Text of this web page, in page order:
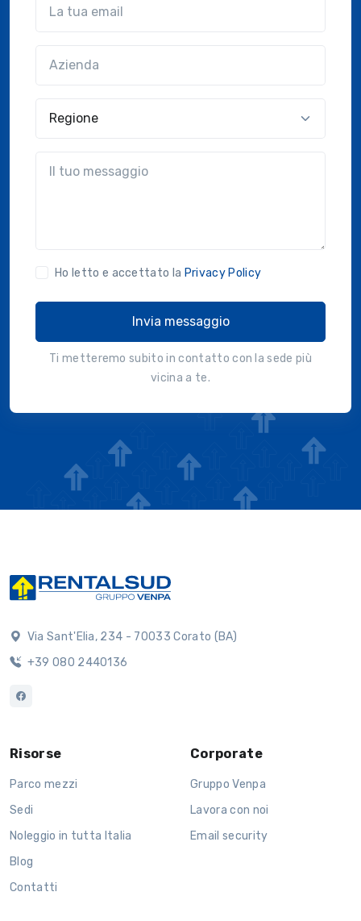
Ho letto e accettato la Privacy Policy
Invia messaggio
Ti metteremo subito in contatto con la sede più
vicina a te.
Via Sant'Elia, 234 - 70033 Corato (BA)
+39 080 2440136
Risorse
Parco mezzi
Sedi
Noleggio in tutta Italia
Blog
Contatti
Corporate
Gruppo Venpa
Lavora con noi
Email security